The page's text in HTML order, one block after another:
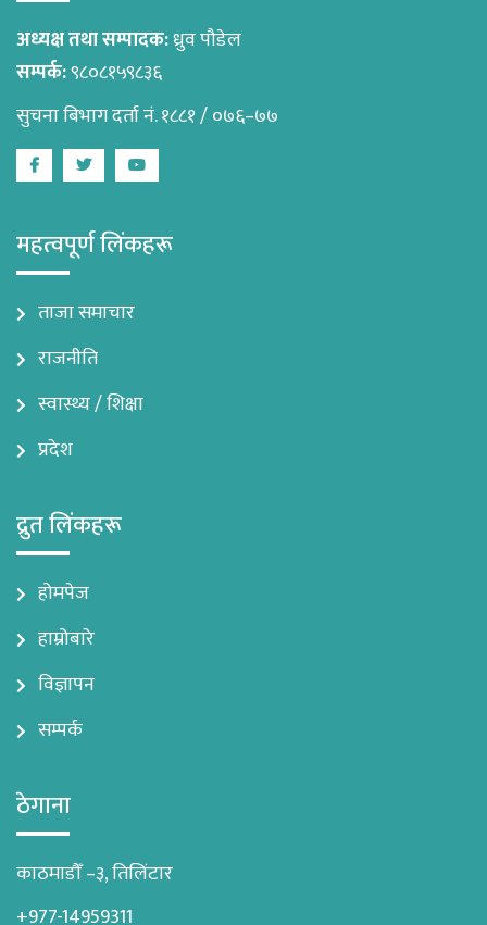
अध्यक्ष तथा सम्पादक:ध्रुव पौडेल
सम्पर्क:९८०८१५९८३६
सुचना बिभाग दर्ता नं. १८८१ / ०७६–७७
FacebookTwitterYoutube
महत्वपूर्ण लिंकहरू
ताजा समाचार
राजनीति
स्वास्थ्य / शिक्षा
प्रदेश
द्रुत लिंकहरू
होमपेज
हाम्रोबारे
विज्ञापन
सम्पर्क
ठेगाना
काठमाडौँ –३, तिलिंटार
+977-14959311